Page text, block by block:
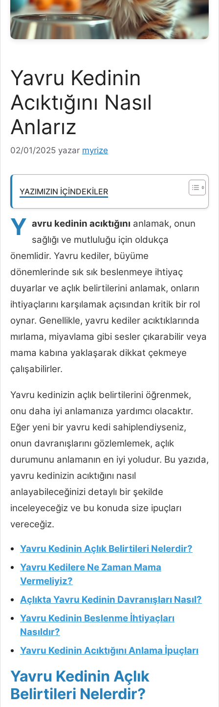
Yavru Kedinin
Acıktığını Nasıl
Anlarız
02/01/2025 yazar myrize
YAZIMIZIN İÇINDEKILER
Y avru kedinin acıktığını anlamak, onun
sağlığı ve mutluluğu için oldukça
önemlidir. Yavru kediler, büyüme
dönemlerinde sık sık beslenmeye ihtiyaç
duyarlar ve açlık belirtilerini anlamak, onların
ihtiyaçlarını karşılamak açısından kritik bir rol
oynar. Genellikle, yavru kediler acıktıklarında
mırlama, miyavlama gibi sesler çıkarabilir veya
mama kabına yaklaşarak dikkat çekmeye
çalışabilirler.
Yavru kedinizin açlık belirtilerini öğrenmek,
onu daha iyi anlamanıza yardımcı olacaktır.
Eğer yeni bir yavru kedi sahiplendiyseniz,
onun davranışlarını gözlemlemek, açlık
durumunu anlamanın en iyi yoludur. Bu yazıda,
yavru kedinizin acıktığını nasıl
anlayabileceğinizi detaylı bir şekilde
inceleyeceğiz ve bu konuda size ipuçları
vereceğiz.
Yavru Kedinin Açlık Belirtileri Nelerdir?
Yavru Kedilere Ne Zaman Mama
Vermeliyiz?
Açlıkta Yavru Kedinin Davranışları Nasıl?
Yavru Kedinin Beslenme İhtiyaçları
Nasıldır?
Yavru Kedinin Acıktığını Anlama İpuçları
Yavru Kedinin Açlık
Belirtileri Nelerdir?